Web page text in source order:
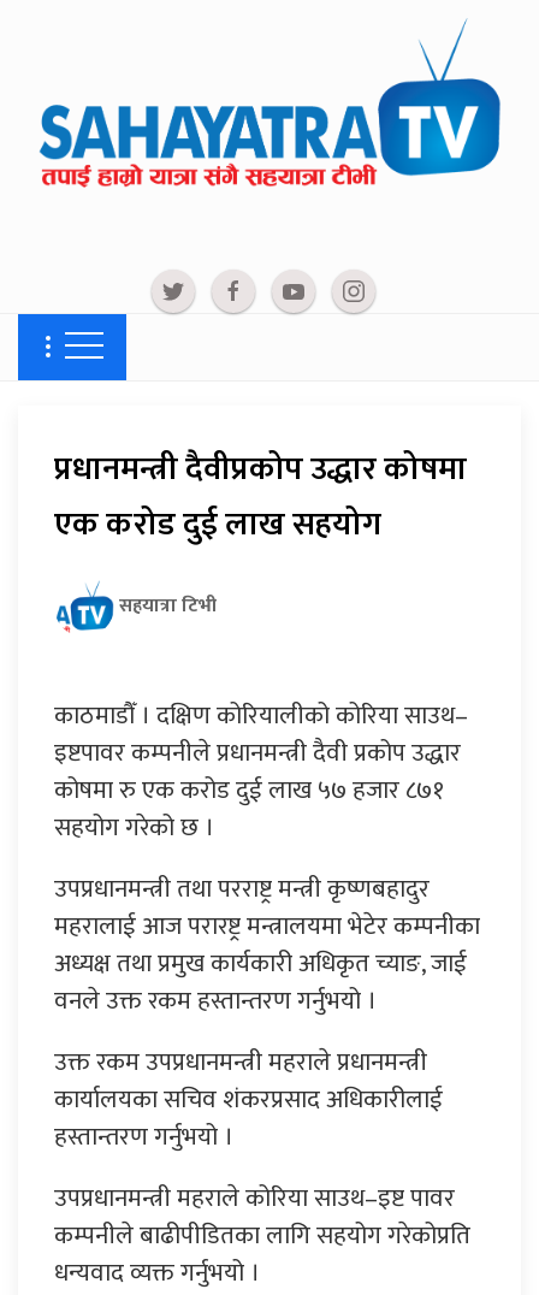
प्रधानमन्त्री दैवीप्रकोप उद्धार कोषमा
एक करोड दुई लाख सहयोग
सहयात्रा टिभी
काठमाडौँ । दक्षिण कोरियालीको कोरिया साउथ–
इष्टपावर कम्पनीले प्रधानमन्त्री दैवी प्रकोप उद्धार
कोषमा रु एक करोड दुई लाख ५७ हजार ८७१
सहयोग गरेको छ ।
उपप्रधानमन्त्री तथा परराष्ट्र मन्त्री कृष्णबहादुर
महरालाई आज परारष्ट्र मन्त्रालयमा भेटेर कम्पनीका
अध्यक्ष तथा प्रमुख कार्यकारी अधिकृत च्याङ, जाई
वनले उक्त रकम हस्तान्तरण गर्नुभयो ।
उक्त रकम उपप्रधानमन्त्री महराले प्रधानमन्त्री
कार्यालयका सचिव शंकरप्रसाद अधिकारीलाई
हस्तान्तरण गर्नुभयो ।
उपप्रधानमन्त्री महराले कोरिया साउथ–इष्ट पावर
कम्पनीले बाढीपीडितका लागि सहयोग गरेकोप्रति
धन्यवाद व्यक्त गर्नुभयो ।